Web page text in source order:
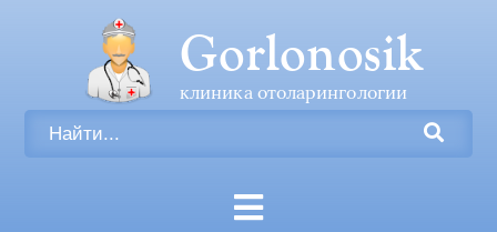
Gorlonosik
клиника отоларингологии